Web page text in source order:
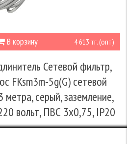
В корзину 4 613 тг. (опт)
Сетевой фильтр,
FKsm3m-5g(G) сетевой
метра, серый, заземление,
вольт, ПВС 3х0,75, IP20